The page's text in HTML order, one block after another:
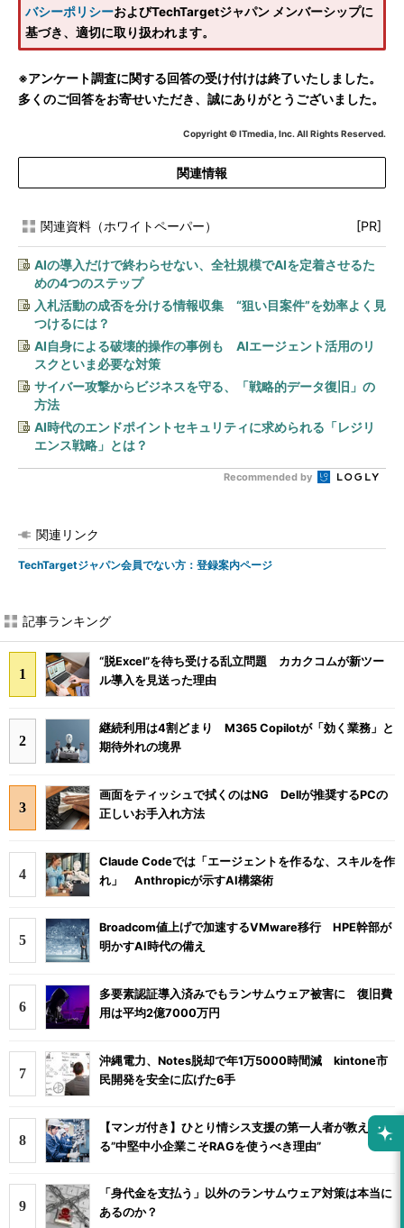
バシーポリシーおよびTechTargetジャパン メンバーシップに
基づき、適切に取り扱われます。
※アンケート調査に関する回答の受け付けは終了いたしました。
多くのご回答をお寄せいただき、誠にありがとうございました。
Copyright © ITmedia, Inc. All Rights Reserved.
関連情報
関連資料（ホワイトペーパー） [PR]
AIの導入だけで終わらせない、全社規模でAIを定着させるた
めの4つのステップ
入札活動の成否を分ける情報収集 “狙い目案件”を効率よく見
つけるには？
AI自身による破壊的操作の事例も AIエージェント活用のリ
スクといま必要な対策
サイバー攻撃からビジネスを守る、「戦略的データ復旧」の
方法
AI時代のエンドポイントセキュリティに求められる「レジリ
エンス戦略」とは？
Recommended by
関連リンク
TechTargetジャパン会員でない方：登録案内ページ
記事ランキング
“脱Excel”を待ち受ける乱立問題 カカクコムが新ツー
ル導入を見送った理由
継続利用は4割どまり M365 Copilotが「効く業務」と
期待外れの境界
画面をティッシュで拭くのはNG Dellが推奨するPCの
正しいお手入れ方法
Claude Codeでは「エージェントを作るな、スキルを作
れ」 Anthropicが示すAI構築術
Broadcom値上げで加速するVMware移行 HPE幹部が
明かすAI時代の備え
多要素認証導入済みでもランサムウェア被害に 復旧費
用は平均2億7000万円
沖縄電力、Notes脱却で年1万5000時間減 kintone市
民開発を安全に広げた6手
【マンガ付き】ひとり情シス支援の第一人者が教え
る”中堅中小企業こそRAGを使うべき理由”
「身代金を支払う」以外のランサムウェア対策は本当に
あるのか？